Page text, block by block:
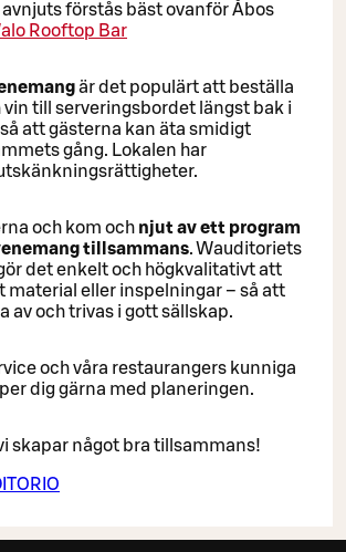
förstås bäst ovanför Åbos
Rooftop Bar
är det populärt att beställa
till serveringsbordet längst bak i
att gästerna kan äta smidigt
gång. Lokalen har
och kom och njut av ett program
tillsammans. Wauditoriets
det enkelt och högkvalitativt att
material eller inspelningar – så att
av och trivas i gott sällskap.
och våra restaurangers kunniga
dig gärna med planeringen.
skapar något bra tillsammans!